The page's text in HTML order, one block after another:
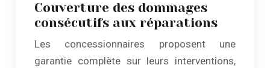
Couverture des dommages
consécutifs aux réparations
Les concessionnaires proposent une
garantie complète sur leurs interventions,